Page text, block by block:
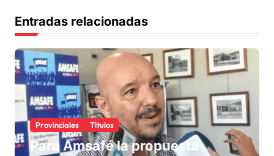
c
i
ó
n
d
e
e
Entradas relacionadas
Provinciales Titulos
Para Amsafé la propuesta